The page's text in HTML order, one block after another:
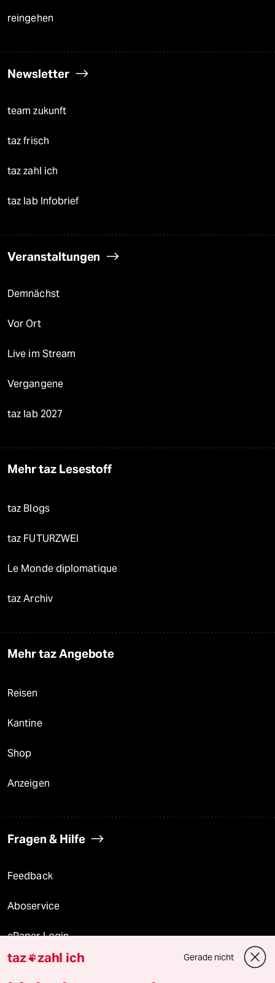
reingehen
Newsletter
team zukunft
taz frisch
taz zahl ich
taz lab Infobrief
Veranstaltungen
Demnächst
Vor Ort
Live im Stream
Vergangene
taz lab 2027
Mehr taz Lesestoff
taz Blogs
taz FUTURZWEI
Le Monde diplomatique
taz Archiv
Mehr taz Angebote
Reisen
Kantine
Shop
Anzeigen
Fragen & Hilfe
Feedback
Aboservice
ePaper Login
Downloads für Abonnierende
taz zahl ich Gerade nicht